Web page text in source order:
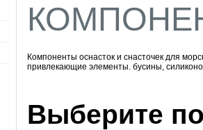
Компоненты оснасток и снасточек для
привлекающие элементы. бусины,
Выберите